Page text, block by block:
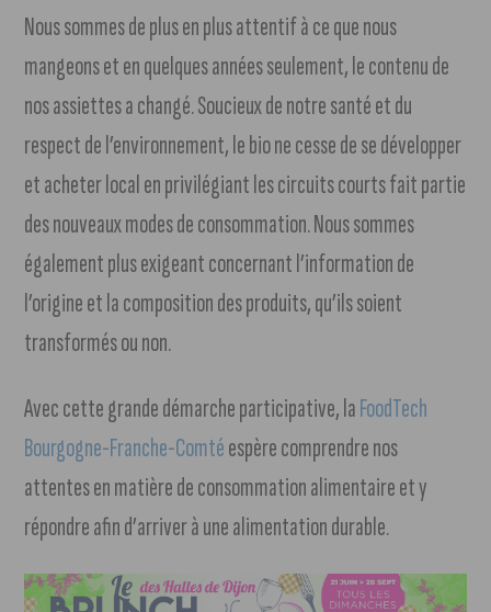
Nous sommes de plus en plus attentif à ce que nous
mangeons et en quelques années seulement, le contenu de
nos assiettes a changé. Soucieux de notre santé et du
respect de l’environnement, le bio ne cesse de se développer
et acheter local en privilégiant les circuits courts fait partie
des nouveaux modes de consommation. Nous sommes
également plus exigeant concernant l’information de
l’origine et la composition des produits, qu’ils soient
transformés ou non.
Avec cette grande démarche participative, laFoodTech
Bourgogne-Franche-Comtéespère comprendre nos
attentes en matière de consommation alimentaire et y
répondre afin d’arriver à une alimentation durable.